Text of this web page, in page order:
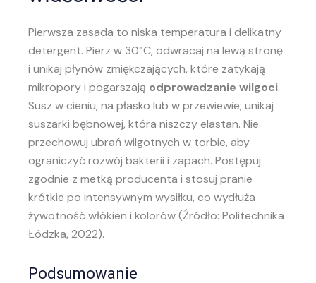
Pierwsza zasada to niska temperatura i delikatny
detergent. Pierz w 30°C, odwracaj na lewą stronę
i unikaj płynów zmiękczających, które zatykają
mikropory i pogarszają odprowadzanie wilgoci.
Susz w cieniu, na płasko lub w przewiewie; unikaj
suszarki bębnowej, która niszczy elastan. Nie
przechowuj ubrań wilgotnych w torbie, aby
ograniczyć rozwój bakterii i zapach. Postępuj
zgodnie z metką producenta i stosuj pranie
krótkie po intensywnym wysiłku, co wydłuża
żywotność włókien i kolorów (Źródło: Politechnika
Łódzka, 2022).
Podsumowanie